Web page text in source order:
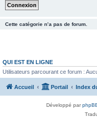
Cette catégorie n’a pas de forum.
QUI EST EN LIGNE
Utilisateurs parcourant ce forum :
Accueil Portail Index
Développé par